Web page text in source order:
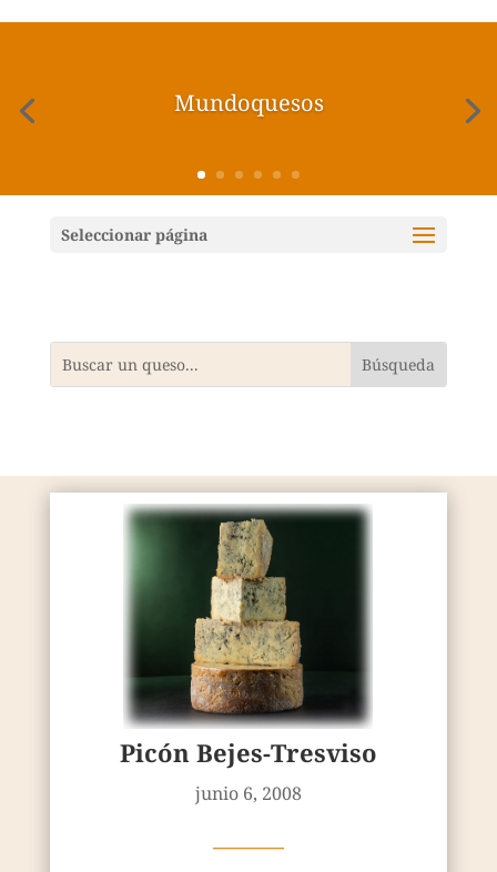
Mundoquesos
Seleccionar página
Picón Bejes-Tresviso
junio 6, 2008
————